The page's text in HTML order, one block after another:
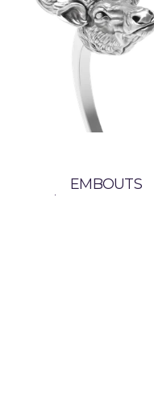
EMBOUTS